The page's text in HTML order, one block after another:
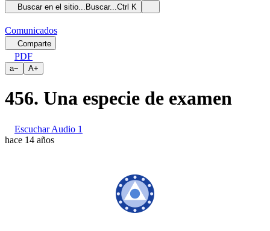
Buscar en el sitio... Buscar...Ctrl K
Comunicados
Comparte
PDF
a− A+
456. Una especie de examen
Escuchar Audio 1
hace 14 años